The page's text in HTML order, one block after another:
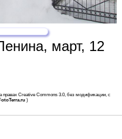
март, 12
правах Creative Commons 3.0, без модификации, с
)